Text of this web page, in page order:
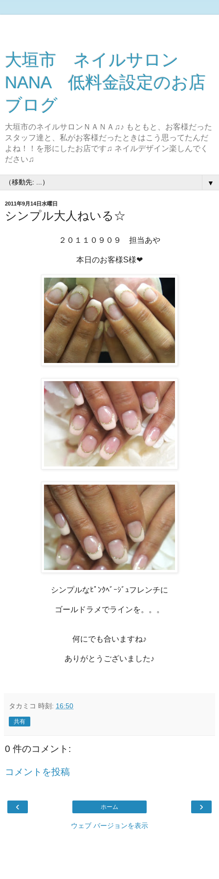
大垣市 ネイルサロン
NANA 低料金設定のお店
ブログ
大垣市のネイルサロンＮＡＮＡ♫♪ もともと、お客様だった
スタッフ達と、私がお客様だったときはこう思ってたんだ
よね！！を形にしたお店です♫ ネイルデザイン楽しんでく
ださい♫
▼
2011年9月14日水曜日
シンプル大人ねいる☆
２０１１０９０９ 担当あや
本日のお客様S様❤
シンプルなﾋﾟﾝｸﾍﾞｰｼﾞｭフレンチに
ゴールドラメでラインを。。。
何にでも合いますね♪
ありがとうございました♪
タカミコ 時刻: 16:50
共有
0 件のコメント:
コメントを投稿
‹ ›
ホーム
ウェブ バージョンを表示